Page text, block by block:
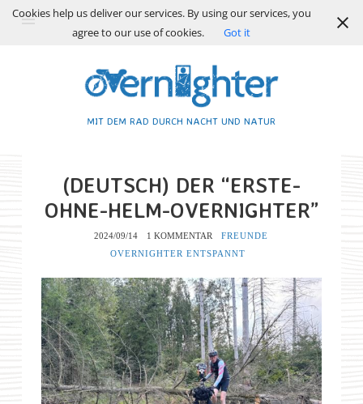
MIT DEM RAD DURCH NACHT UND NATUR
(DEUTSCH) DER “ERSTE-
OHNE-HELM-OVERNIGHTER”
2024/09/14 1 KOMMENTAR
FREUNDE
OVERNIGHTER ENTSPANNT
Cookies help us deliver our services. By using our services, you
agree to our use of cookies.
Got it